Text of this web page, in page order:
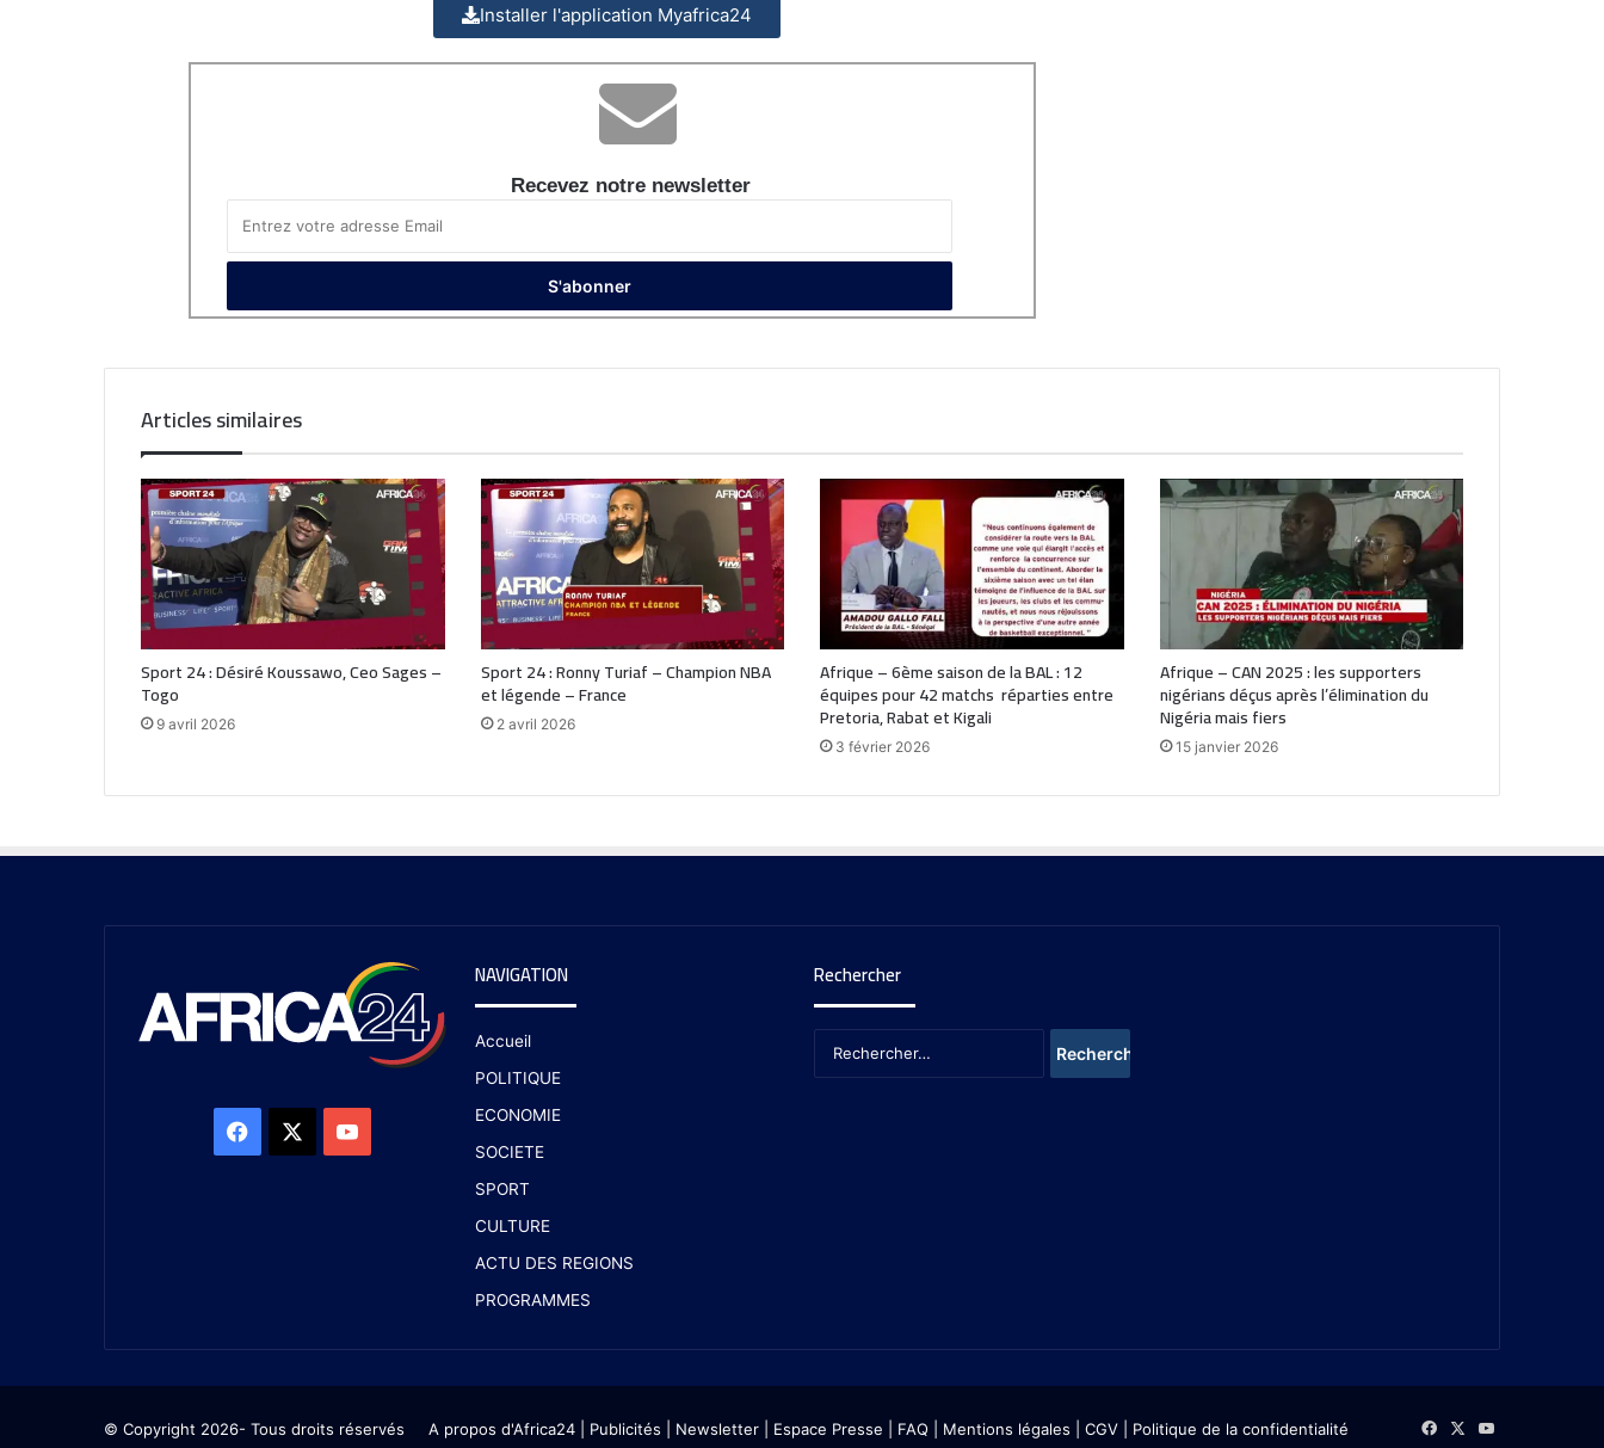
Installer l'application Myafrica24
Recevez notre newsletter
Articles similaires
Sport 24 : Désiré Koussawo, Ceo Sages –
Togo
9 avril 2026
Sport 24 : Ronny Turiaf – Champion NBA
et légende – France
2 avril 2026
Afrique – 6ème saison de la BAL : 12
équipes pour 42 matchs réparties entre
Pretoria, Rabat et Kigali
3 février 2026
Afrique – CAN 2025 : les supporters
nigérians déçus après l’élimination du
Nigéria mais fiers
15 janvier 2026
NAVIGATION
Accueil
POLITIQUE
ECONOMIE
SOCIETE
SPORT
CULTURE
ACTU DES REGIONS
PROGRAMMES
Rechercher
© Copyright 2026- Tous droits réservés A propos d'Africa24 Publicités Newsletter Espace Presse | FAQ | Mentions légales | CGV Politique de la confidentialité